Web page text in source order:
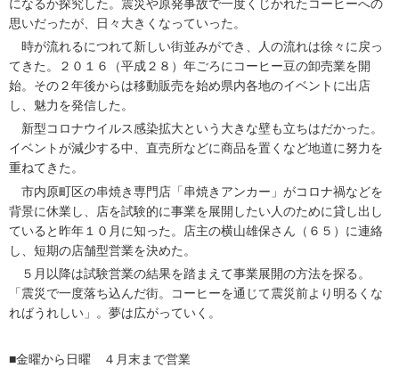
になるか探究した。震災や原発事故で一度くじかれたコーヒーへの
思いだったが、日々大きくなっていった。
時が流れるにつれて新しい街並みができ、人の流れは徐々に戻っ
てきた。２０１６（平成２８）年ごろにコーヒー豆の卸売業を開
始。その２年後からは移動販売を始め県内各地のイベントに出店
し、魅力を発信した。
新型コロナウイルス感染拡大という大きな壁も立ちはだかった。
イベントが減少する中、直売所などに商品を置くなど地道に努力を
重ねてきた。
市内原町区の串焼き専門店「串焼きアンカー」がコロナ禍などを
背景に休業し、店を試験的に事業を展開したい人のために貸し出し
ていると昨年１０月に知った。店主の横山雄保さん（６５）に連絡
し、短期の店舗型営業を決めた。
５月以降は試験営業の結果を踏まえて事業展開の方法を探る。
「震災で一度落ち込んだ街。コーヒーを通じて震災前より明るくな
ればうれしい」。夢は広がっていく。
■金曜から日曜 ４月末まで営業